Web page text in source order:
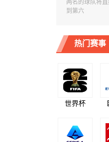
两名的球队将
到第六
热门赛事
世界杯